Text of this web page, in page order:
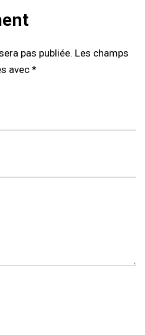
pas publiée. Les champs
avec *